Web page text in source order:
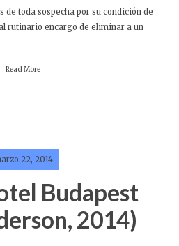
de toda sospecha por su condición de
rutinario encargo de eliminar a un
Read More
22, 2014
Budapest
2014)